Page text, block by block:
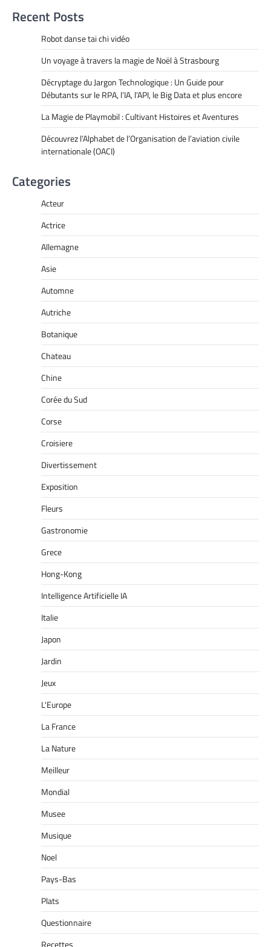
Recent Posts
Robot danse tai chi vidéo
Un voyage à travers la magie de Noël à Strasbourg
Décryptage du Jargon Technologique : Un Guide pour
Débutants sur le RPA, l’IA, l’API, le Big Data et plus encore
La Magie de Playmobil : Cultivant Histoires et Aventures
Découvrez l’Alphabet de l’Organisation de l’aviation civile
internationale (OACI)
Categories
Acteur
Actrice
Allemagne
Asie
Automne
Autriche
Botanique
Chateau
Chine
Corée du Sud
Corse
Croisiere
Divertissement
Exposition
Fleurs
Gastronomie
Grece
Hong-Kong
Intelligence Artificielle IA
Italie
Japon
Jardin
Jeux
L'Europe
La France
La Nature
Meilleur
Mondial
Musee
Musique
Noel
Pays-Bas
Plats
Questionnaire